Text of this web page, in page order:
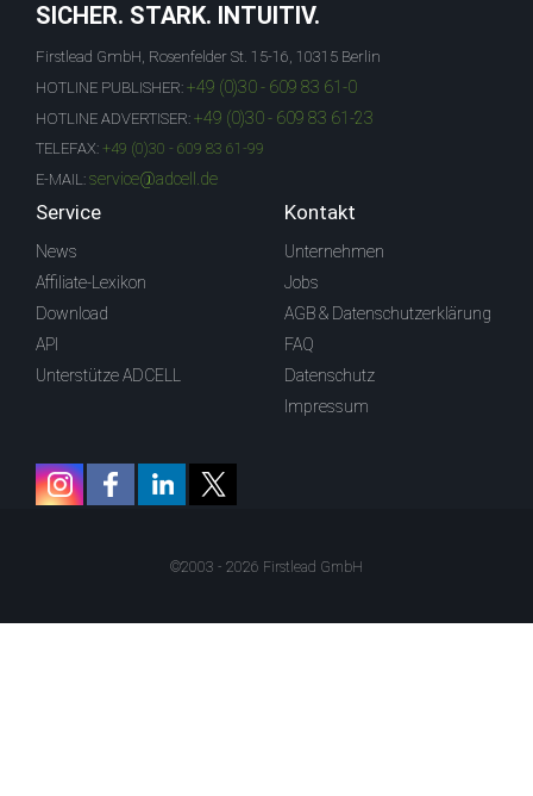
SICHER. STARK. INTUITIV.
Firstlead GmbH, Rosenfelder St. 15-16, 10315 Berlin
HOTLINE PUBLISHER: +49 (0)30 - 609 83 61-0
HOTLINE ADVERTISER: +49 (0)30 - 609 83 61-23
TELEFAX: +49 (0)30 - 609 83 61-99
E-MAIL: service@adcell.de
Service
News
Affiliate-Lexikon
Download
API
Unterstütze ADCELL
Kontakt
Unternehmen
Jobs
AGB & Datenschutzerklärung
FAQ
Datenschutz
Impressum
©2003 - 2026 Firstlead GmbH